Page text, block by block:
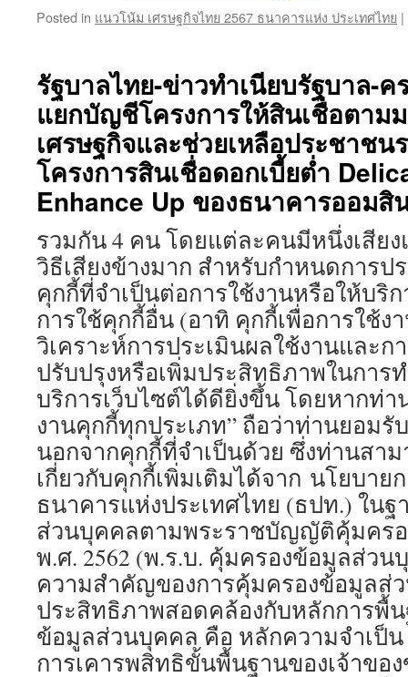
Posted in แนวโน้ม เศรษฐกิจไทย 2567 ธนาคารแห่ง ประเทศไทย |
รัฐบาลไทย-ข่าวทำเนียบรัฐบาล-
แยกบัญชีโครงการให้สินเชื่อตาม
เศรษฐกิจและช่วยเหลือประชาชน
โครงการสินเชื่อดอกเบี้ยต่ำ
Enhance Up ของธนาคารออม
รวมกัน 4 คน โดยแต่ละคนมีหนึ่งเสีย
วิธีเสียงข้างมาก สำหรับกำหนดการป
คุกกี้ที่จำเป็นต่อการใช้งานหรือให้บริ
การใช้คุกกี้อื่น (อาทิ คุกกี้เพื่อการใช้ง
วิเคราะห์การประเมินผลใช้งานและ
ปรับปรุงหรือเพิ่มประสิทธิภาพในการ
บริการเว็บไซต์ได้ดียิ่งขึ้น โดยหากท่า
งานคุกกี้ทุกประเภท” ถือว่าท่านยอมรั
นอกจากคุกกี้ที่จำเป็นด้วย ซึ่งท่านสา
เกี่ยวกับคุกกี้เพิ่มเติมได้จาก นโยบาย
ธนาคารแห่งประเทศไทย (ธปท.) ใน
ส่วนบุคคลตามพระราชบัญญัติคุ้มคร
พ.ศ. 2562 (พ.ร.บ. คุ้มครองข้อมูลส่ว
ความสำคัญของการคุ้มครองข้อมูลส่
ประสิทธิภาพสอดคล้องกับหลักการพื้
ข้อมูลส่วนบุคคล คือ หลักความจำเป็
การเคารพสิทธิขั้นพื้นฐานของเจ้าข